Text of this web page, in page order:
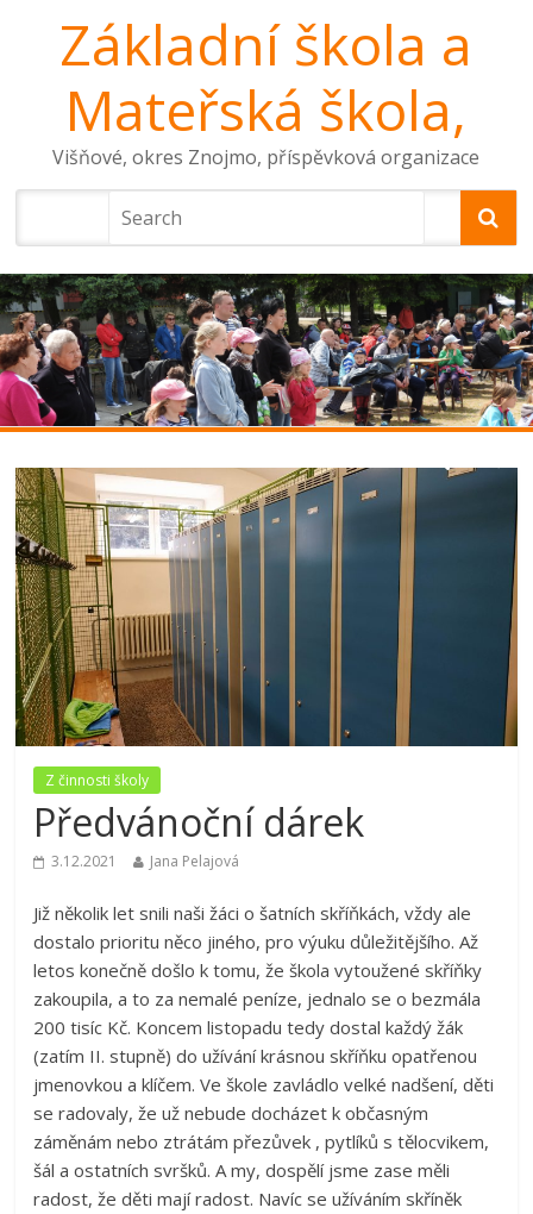
Základní škola a
Mateřská škola,
Višňové, okres Znojmo, příspěvková organizace
Z činnosti školy
Předvánoční dárek
3.12.2021 Jana Pelajová
Již několik let snili naši žáci o šatních skříňkách, vždy ale
dostalo prioritu něco jiného, pro výuku důležitějšího. Až
letos konečně došlo k tomu, že škola vytoužené skříňky
zakoupila, a to za nemalé peníze, jednalo se o bezmála
200 tisíc Kč. Koncem listopadu tedy dostal každý žák
(zatím II. stupně) do užívání krásnou skříňku opatřenou
jmenovkou a klíčem. Ve škole zavládlo velké nadšení, děti
se radovaly, že už nebude docházet k občasným
záměnám nebo ztrátám přezůvek , pytlíků s tělocvikem,
šál a ostatních svršků. A my, dospělí jsme zase měli
radost, že děti mají radost. Navíc se užíváním skříněk